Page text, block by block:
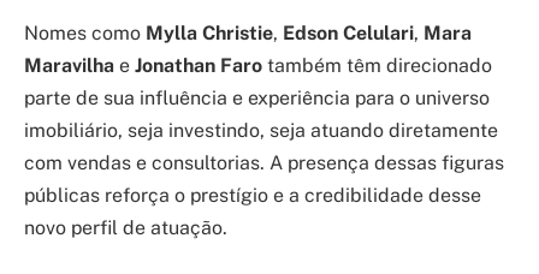
Nomes como Mylla Christie, Edson Celulari, Mara
Maravilha e Jonathan Faro também têm direcionado
parte de sua influência e experiência para o universo
imobiliário, seja investindo, seja atuando diretamente
com vendas e consultorias. A presença dessas figuras
públicas reforça o prestígio e a credibilidade desse
novo perfil de atuação.